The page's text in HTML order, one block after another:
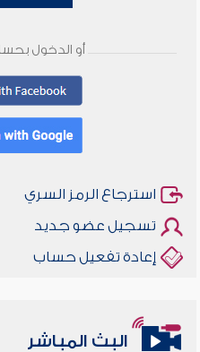
أو الدخول
استرجاع الرمز السري
تسجيل عضو جديد
إعادة تفعيل حساب
البث المباشر